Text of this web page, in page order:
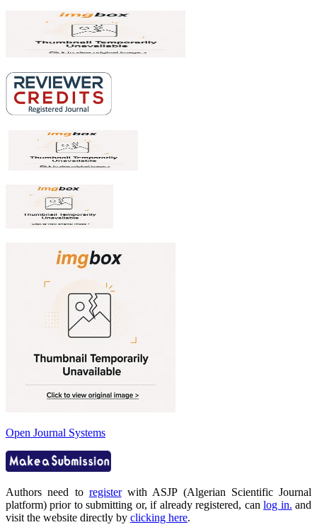
Open Journal Systems
Authors need to registerwith ASJP (Algerian Scientific Journal
platform) prior to submitting or, if already registered, canlog in. and
visit the website directly by clicking here.